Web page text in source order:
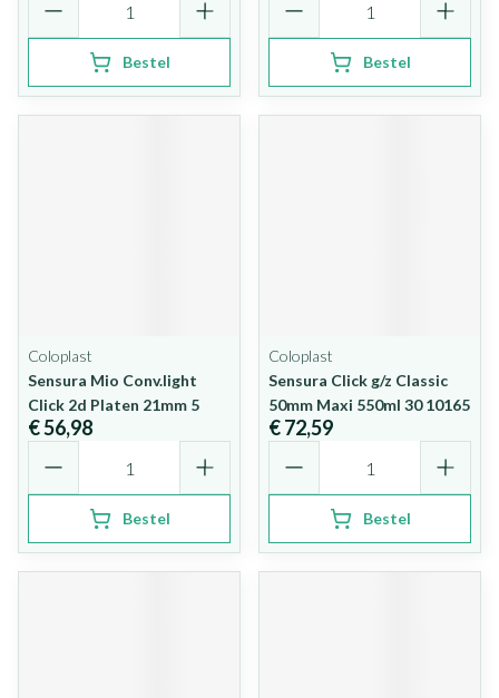
Bestel Bestel
Coloplast
Sensura Mio Conv.light
Click 2d Platen 21mm 5
€ 56,98
Bestel
Coloplast
Sensura Click g/z Classic
50mm Maxi 550ml 30 10165
€ 72,59
Bestel